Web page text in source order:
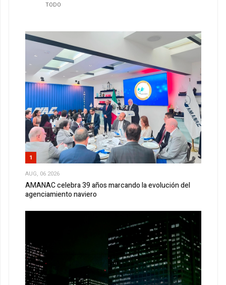
TODO
1
AUG, 06 2026
AMANAC celebra 39 años marcando la evolución del
agenciamiento naviero